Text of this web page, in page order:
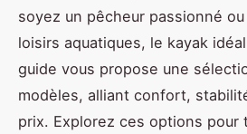
soyez un pêcheur passionné
loisirs aquatiques, le kayak
guide vous propose une
modèles, alliant confort,
prix. Explorez ces options pour